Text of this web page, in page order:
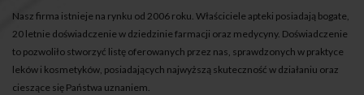
Nasz firma istnieje na rynku od 2006 roku. Właściciele apteki posiadają bogate,
20 letnie doświadczenie w dziedzinie farmacji oraz medycyny. Doświadczenie
to pozwoliło stworzyć listę oferowanych przez nas, sprawdzonych w praktyce
leków i kosmetyków, posiadających najwyższą skuteczność w działaniu oraz
cieszące się Państwa uznaniem.